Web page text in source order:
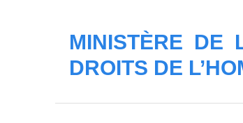
MINISTÈRE DE
DROITS DE